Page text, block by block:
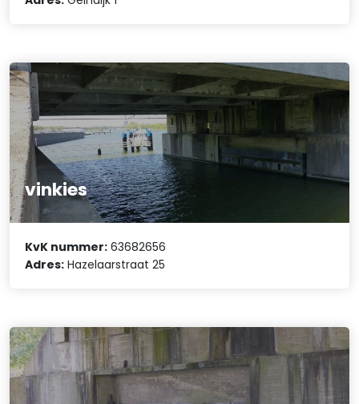
vinkies
KvK nummer: 63682656
Adres: Hazelaarstraat 25